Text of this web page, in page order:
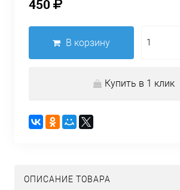
450
В корзину
Купить в 1 клик
ОПИСАНИЕ ТОВАРА